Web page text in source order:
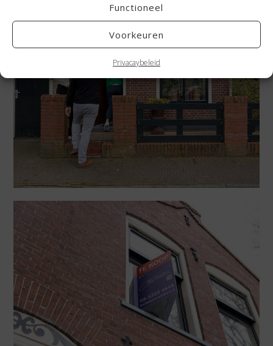
Functioneel
Voorkeuren
Privacaybeleid